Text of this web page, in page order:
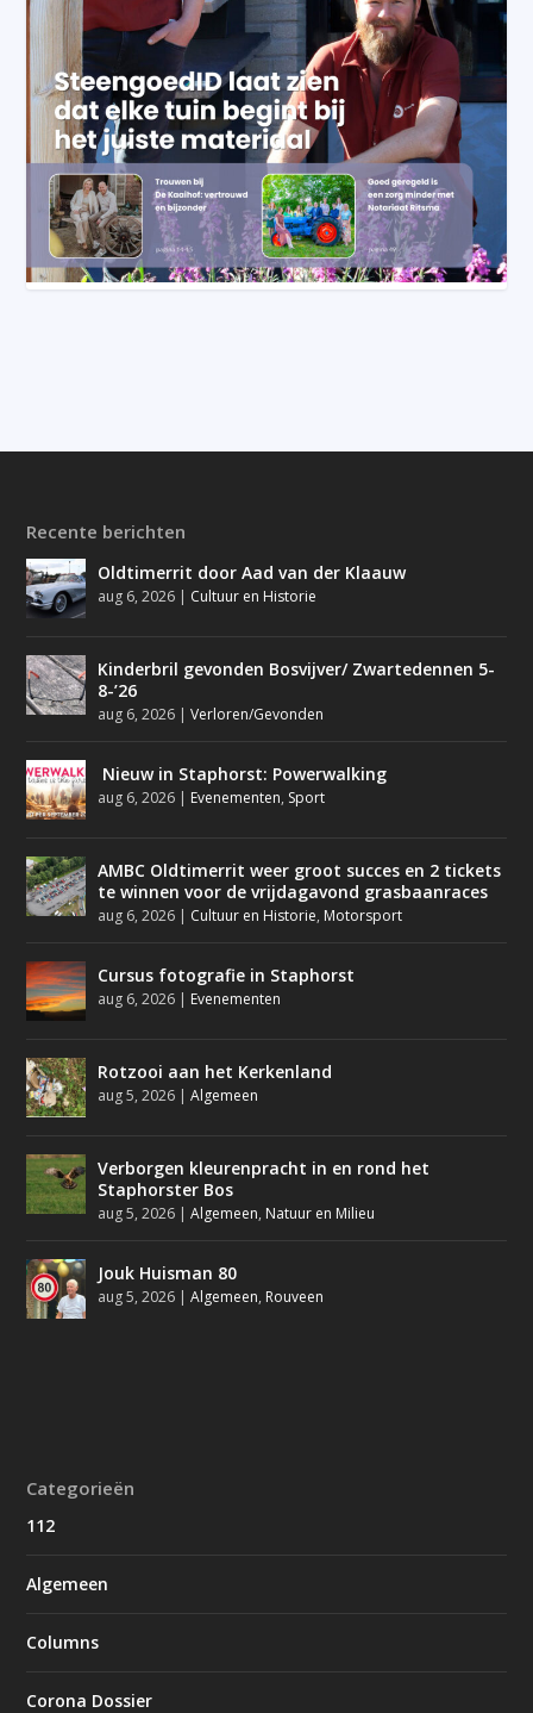
Recente berichten
Oldtimerrit door Aad van der Klaauw
aug 6, 2026 | Cultuur en Historie
Kinderbril gevonden Bosvijver/ Zwartedennen 5-
8-’26
aug 6, 2026 |Verloren/Gevonden
Nieuw in Staphorst: Powerwalking
aug 6, 2026 | Evenementen, Sport
AMBC Oldtimerrit weer groot succes en 2 tickets
te winnen voor de vrijdagavond grasbaanraces
aug 6, 2026 | Cultuur en Historie, Motorsport
Cursus fotografie in Staphorst
aug 6, 2026 | Evenementen
Rotzooi aan het Kerkenland
aug 5, 2026 |Algemeen
Verborgen kleurenpracht in en rond het
Staphorster Bos
aug 5, 2026 |Algemeen, Natuur en Milieu
Jouk Huisman 80
aug 5, 2026 |Algemeen, Rouveen
Categorieën
112
Algemeen
Columns
Corona Dossier